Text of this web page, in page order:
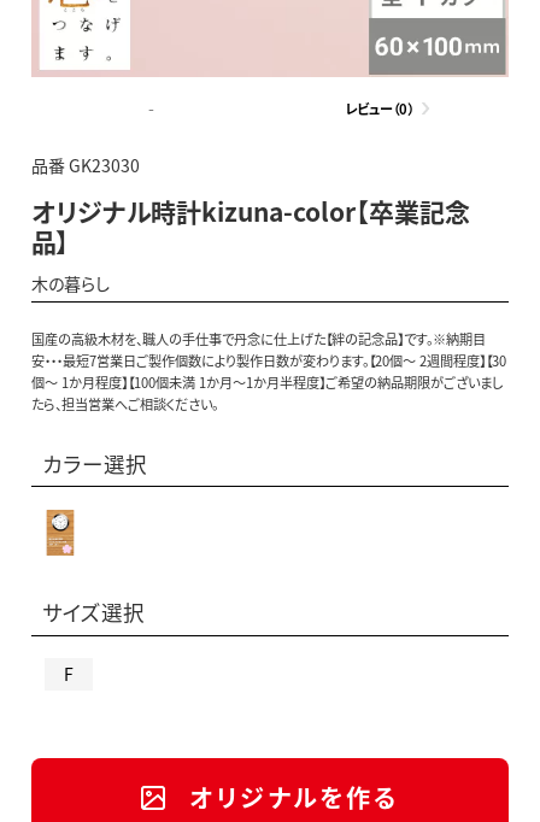
- レビュー（0）
品番 GK23030
オリジナル時計kizuna-color【卒業記念
品】
木の暮らし
国産の高級木材を、職人の手仕事で丹念に仕上げた【絆の記念品】です。※納期目
安・・・最短7営業日ご製作個数により製作日数が変わります。【20個～ 2週間程度】【30
個～ 1か月程度】【100個未満 1か月～1か月半程度】ご希望の納品期限がございまし
たら、担当営業へご相談ください。
カラー選択
サイズ選択
F
オリジナルを作る